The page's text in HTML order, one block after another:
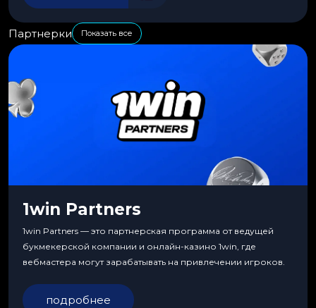
Партнерки Показать все
1win Partners
1win Partners — это партнерская программа от ведущей
букмекерской компании и онлайн-казино 1win, где
вебмастера могут зарабатывать на привлечении игроков.
подробнее